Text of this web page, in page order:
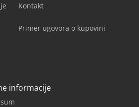
Kontakt
Primer ugovora o kupovini
informacije